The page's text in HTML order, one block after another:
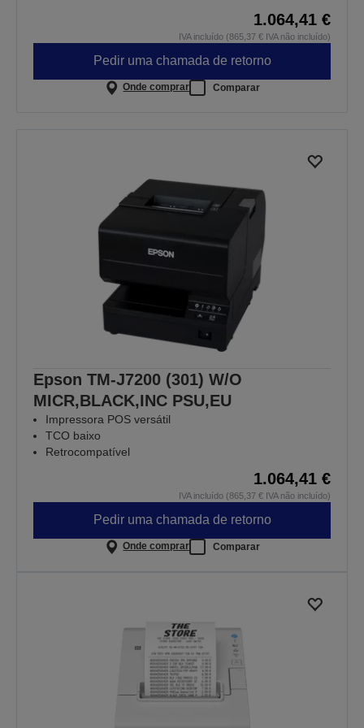
1.064,41 €
IVA incluído (865,37 € IVA não incluído)
Pedir uma chamada de retorno
Onde comprar Comparar
Epson TM-J7200 (301) W/O
MICR,BLACK,INC PSU,EU
Impressora POS versátil
TCO baixo
Retrocompatível
1.064,41 €
IVA incluído (865,37 € IVA não incluído)
Pedir uma chamada de retorno
Onde comprar Comparar